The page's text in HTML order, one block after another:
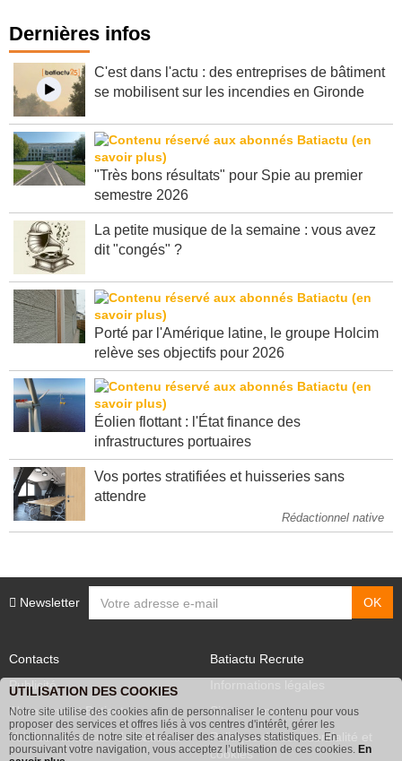
Dernières infos
C'est dans l'actu : des entreprises de bâtiment
se mobilisent sur les incendies en Gironde
"Très bons résultats" pour Spie au premier
semestre 2026
La petite musique de la semaine : vous avez
dit "congés" ?
Porté par l'Amérique latine, le groupe Holcim
relève ses objectifs pour 2026
Éolien flottant : l'État finance des
infrastructures portuaires
Vos portes stratifiées et huisseries sans
attendre
Rédactionnel native
Newsletter
Contacts
Publicité
Abonnement Batiactu
Voir les contenus+ de Batiactu
Batiactu Recrute
Site annonceurs
Politique de confidentialité et
cookies
UTILISATION DES COOKIES
Notre site utilise des cookies afin de personnaliser le contenu pour vous
proposer des services et offres liés à vos centres d'intérêt, gérer les
fonctionnalités de notre site et réaliser des analyses statistiques. En
poursuivant votre navigation, vous acceptez l’utilisation de ces cookies. En